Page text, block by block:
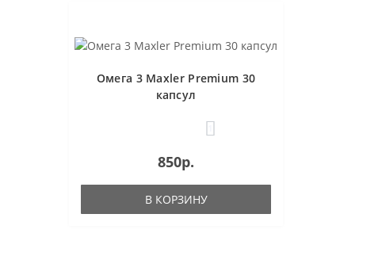
Омега 3 Maxler Premium 30
капсул
850р.
В КОРЗИНУ